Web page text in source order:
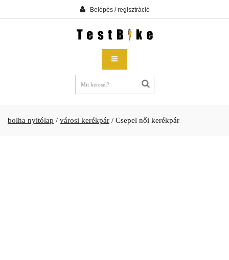
Belépés / regisztráció
bolha nyitólap / városi kerékpár / Csepel női kerékpár